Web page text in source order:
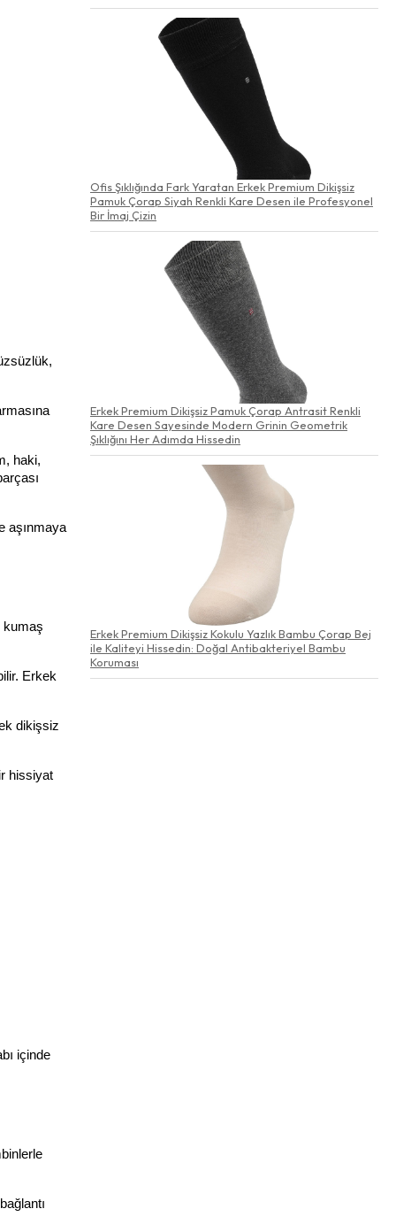
haki,
aşınmaya
kumaş
Erkek
dikişsiz
hissiyat
içinde
Ofis Şıklığında Fark Yaratan Erkek Premium Dikişsiz
Pamuk Çorap Siyah Renkli Kare Desen ile Profesyonel
Bir İmaj Çizin
Erkek Premium Dikişsiz Pamuk Çorap Antrasit Renkli
Kare Desen Sayesinde Modern Grinin Geometrik
Şıklığını Her Adımda Hissedin
Erkek Premium Dikişsiz Kokulu Yazlık Bambu Çorap Bej
ile Kaliteyi Hissedin: Doğal Antibakteriyel Bambu
Koruması